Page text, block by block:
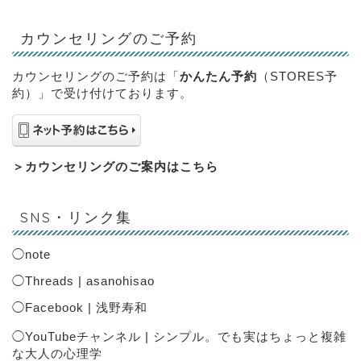
カウンセリングのご予約
カウンセリングのご予約は「かんたん予約 （STORES予
約）」で受け付けております。
＞ カウンセリングのご案内はこちら
SNS・リンク集
◯note
◯Threads | asanohisao
◯Facebook | 浅野寿和
◯YouTubeチャンネル | シンプル。でも実はちょっと複雑
な大人の心理学